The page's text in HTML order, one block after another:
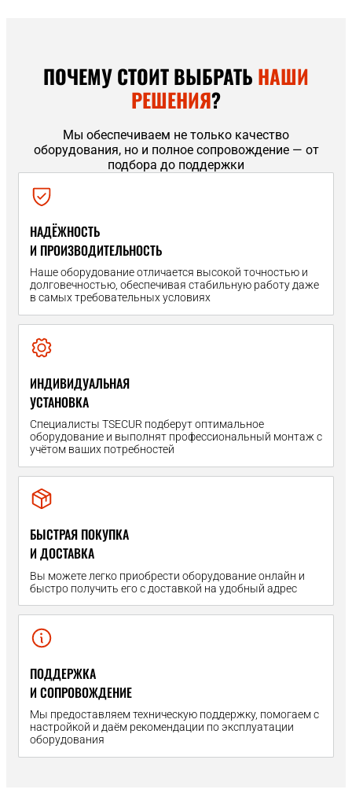
ПОЧЕМУ СТОИТ ВЫБРАТЬ НАШИ
РЕШЕНИЯ?
Мы обеспечиваем не только качество
оборудования, но и полное сопровождение — от
подбора до поддержки
НАДЁЖНОСТЬ
И ПРОИЗВОДИТЕЛЬНОСТЬ
Наше оборудование отличается высокой точностью и
долговечностью, обеспечивая стабильную работу даже
в самых требовательных условиях
ИНДИВИДУАЛЬНАЯ
УСТАНОВКА
Специалисты TSECUR подберут оптимальное
оборудование и выполнят профессиональный монтаж с
учётом ваших потребностей
БЫСТРАЯ ПОКУПКА
И ДОСТАВКА
Вы можете легко приобрести оборудование онлайн и
быстро получить его с доставкой на удобный адрес
ПОДДЕРЖКА
И СОПРОВОЖДЕНИЕ
Мы предоставляем техническую поддержку, помогаем с
настройкой и даём рекомендации по эксплуатации
оборудования